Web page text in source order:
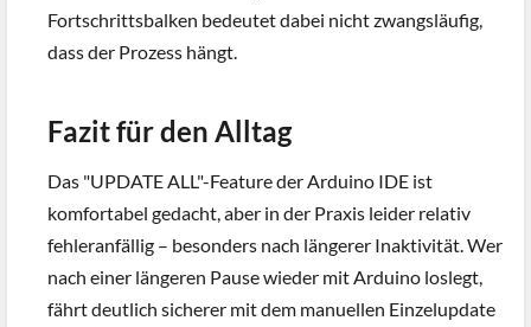
Fortschrittsbalken bedeutet dabei nicht zwangsläufig,
dass der Prozess hängt.
Fazit für den Alltag
Das "UPDATE ALL"-Feature der Arduino IDE ist
komfortabel gedacht, aber in der Praxis leider relativ
fehleranfällig – besonders nach längerer Inaktivität. Wer
nach einer längeren Pause wieder mit Arduino loslegt,
fährt deutlich sicherer mit dem manuellen Einzelupdate